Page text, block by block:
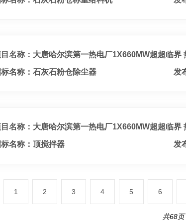
名称：大唐哈尔滨第一热电厂1X660MW超超临界
名称：石灰石粉仓除尘器 发
名称：大唐哈尔滨第一热电厂1X660MW超超临界
名称：顶搅拌器 发
1 2 3 4 5 6
共68页